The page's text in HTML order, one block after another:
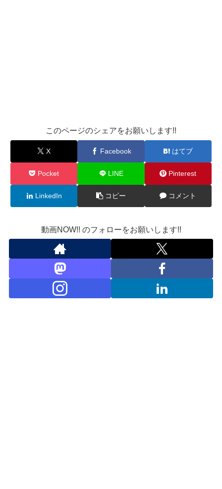
このページのシェアをお願いします!!
X Facebook はてブ
Pocket LINE Pinterest
LinkedIn コピー コメント
動画NOW!! のフォローをお願いします!!